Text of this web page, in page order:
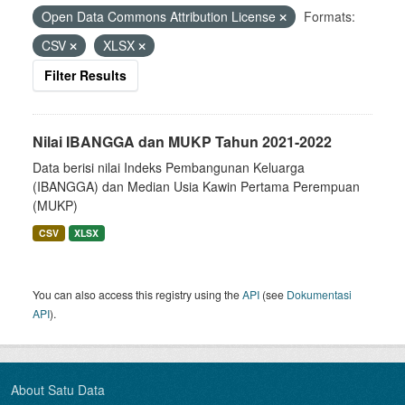
Open Data Commons Attribution License
Formats:
CSV
XLSX
Filter Results
Nilai IBANGGA dan MUKP Tahun 2021-2022
Data berisi nilai Indeks Pembangunan Keluarga
(IBANGGA) dan Median Usia Kawin Pertama Perempuan
(MUKP)
CSV XLSX
You can also access this registry using theAPI (see Dokumentasi
API).
About Satu Data